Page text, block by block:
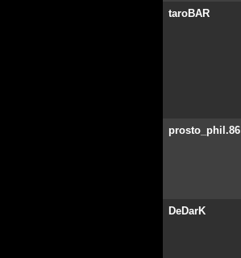
taroBAR
prosto_phil.86
DeDarK